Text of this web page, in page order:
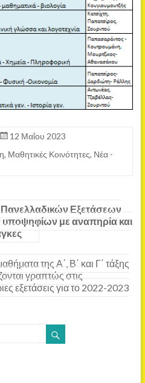
12 Μαΐου 2023
, Μαθητικές Κοινότητες, Νέα -
Πανελλαδικών Εξετάσεων
με αναπηρία και
της Α΄, Β΄ και Γ΄ τάξης
γραπτώς στις
εξετάσεις για το 2022-2023